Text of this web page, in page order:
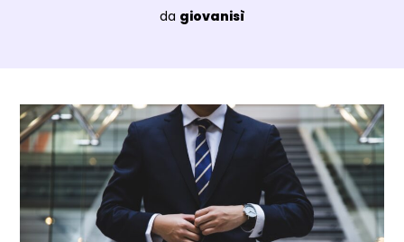
Luogo:
da giovanisì
Dettagli Post Magazine